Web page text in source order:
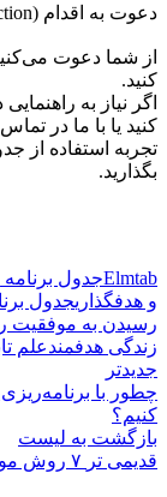
دعوت به اقدام (Call to Action):
از شما دعوت
کنید.
کنید یا با ما در
تجربه استفاده از
بگذارید.
Elmtabجدول برنامه
و هدفگذاریجدول
رسیدن به موفقیت
زندگی هدفمندعلم
جدیدتر
چطور با
کنیم؟
بازگشت به لیست
قدیمی تر ۷ روش موثر برای افزایش تمرکز در طول روز